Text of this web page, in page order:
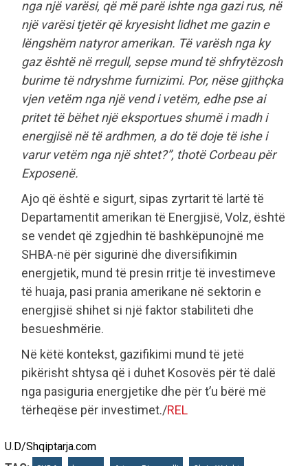
nga një varësi, që më parë ishte nga gazi rus, në
një varësi tjetër që kryesisht lidhet me gazin e
lëngshëm natyror amerikan. Të varësh nga ky
gaz është në rregull, sepse mund të shfrytëzosh
burime të ndryshme furnizimi. Por, nëse gjithçka
vjen vetëm nga një vend i vetëm, edhe pse ai
pritet të bëhet një eksportues shumë i madh i
energjisë në të ardhmen, a do të doje të ishe i
varur vetëm nga një shtet?”, thotë Corbeau për
Exposenë.
Ajo që është e sigurt, sipas zyrtarit të lartë të
Departamentit amerikan të Energjisë, Volz, është
se vendet që zgjedhin të bashkëpunojnë me
SHBA-në për sigurinë dhe diversifikimin
energjetik, mund të presin rritje të investimeve
të huaja, pasi prania amerikane në sektorin e
energjisë shihet si një faktor stabiliteti dhe
besueshmërie.
Në këtë kontekst, gazifikimi mund të jetë
pikërisht shtysa që i duhet Kosovës për të dalë
nga pasiguria energjetike dhe për t’u bërë më
tërheqëse për investimet./REL
U.D/Shqiptarja.com